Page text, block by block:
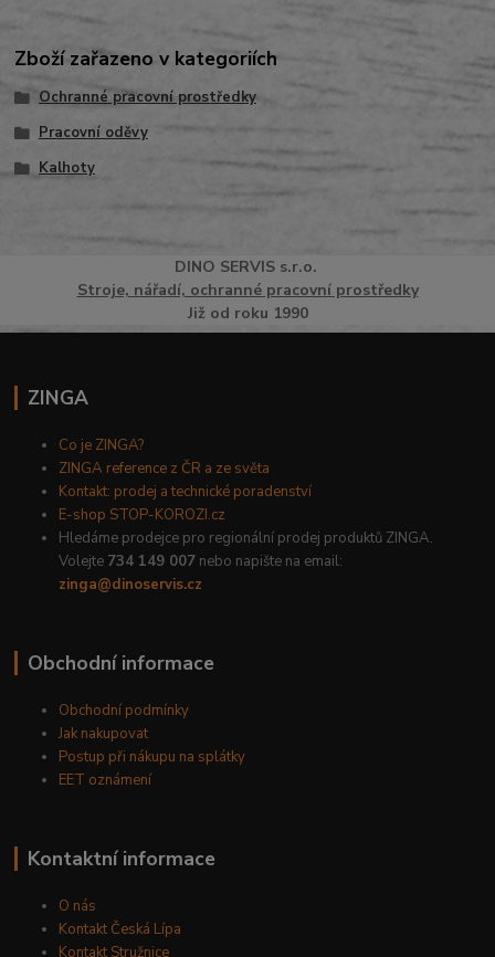
Zboží zařazeno v kategoriích
Ochranné pracovní prostředky
Pracovní oděvy
Kalhoty
DINO SERVISs.r.o.
Stroje, nářadí, ochranné pracovní prostředky
Již od roku 1990
ZINGA
Co je ZINGA?
ZINGA reference z ČR a ze světa
Kontakt: prodej a technické poradenství
E-shop STOP-KOROZI.cz
Hledáme prodejce pro regionální prodej produktů ZINGA.
Volejte 734 149 007 nebo napište na email:
zinga@dinoservis.cz
Obchodní informace
Obchodní podmínky
Jak nakupovat
Postup při nákupu na splátky
EET oznámení
Kontaktní informace
O nás
Kontakt Česká Lípa
Kontakt Stružnice